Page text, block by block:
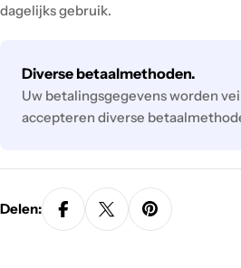
dagelijks gebruik.
Diverse betaalmethoden.
Betaalmethodes
Uw betalingsgegevens worden
accepteren diverse
Delen: